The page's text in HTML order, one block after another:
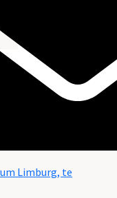
Limburg, te